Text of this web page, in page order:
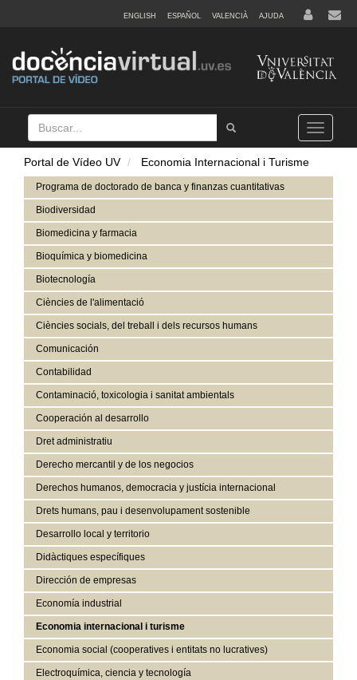
ENGLISH ESPAÑOL VALENCIÀ AJUDA
Buscar
Tramet
Toggle
navigation
Portal de Vídeo UV Economia Internacional i Turisme
Programa de doctorado de banca y finanzas cuantitativas
Biodiversidad
Biomedicina y farmacia
Bioquímica y biomedicina
Biotecnología
Ciències de l'alimentació
Ciències socials, del treball i dels recursos humans
Comunicación
Contabilidad
Contaminació, toxicologia i sanitat ambientals
Cooperación al desarrollo
Dret administratiu
Derecho mercantil y de los negocios
Derechos humanos, democracia y justícia internacional
Drets humans, pau i desenvolupament sostenible
Desarrollo local y territorio
Didàctiques específiques
Dirección de empresas
Economía industrial
Economia internacional i turisme
Economia social (cooperatives i entitats no lucratives)
Electroquímica, ciencia y tecnología